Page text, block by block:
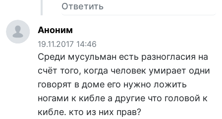
Ответить
Аноним
19.11.2017 14:46
Среди мусульман есть разногласия на
счёт того, когда человек умирает одни
говорят в доме его нужно ложить
ногами к кибле а другие что головой к
кибле. кто из них прав?